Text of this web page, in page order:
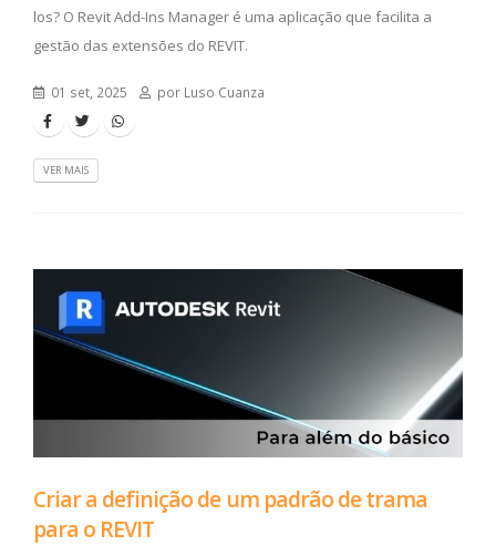
los? O Revit Add-Ins Manager é uma aplicação que facilita a
gestão das extensões do REVIT.
01 set, 2025 por Luso Cuanza
VER MAIS
Criar a definição de um padrão de trama
para o REVIT